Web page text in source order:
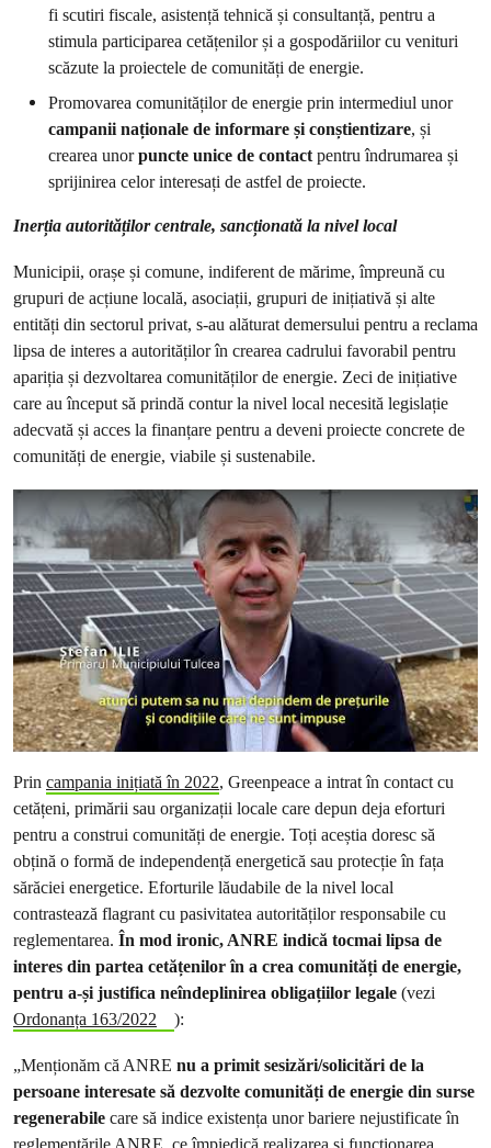
fi scutiri fiscale, asistență tehnică și consultanță, pentru a
stimula participarea cetățenilor și a gospodăriilor cu venituri
scăzute la proiectele de comunități de energie.
Promovarea comunităților de energie prin intermediul unor
campanii naționale de informare și conștientizare, și
crearea unorpuncte unice de contactpentru îndrumarea și
sprijinirea celor interesați de astfel de proiecte.
Inerția autorităților centrale, sancționată la nivel local
Municipii, orașe și comune, indiferent de mărime, împreună cu
grupuri de acțiune locală, asociații, grupuri de inițiativă și alte
entități din sectorul privat, s-au alăturat demersului pentru a reclama
lipsa de interes a autorităților în crearea cadrului favorabil pentru
apariția și dezvoltarea comunităților de energie. Zeci de inițiative
care au început să prindă contur la nivel local necesită legislație
adecvată și acces la finanțare pentru a deveni proiecte concrete de
comunități de energie, viabile și sustenabile.
Prin campania inițiată în 2022, Greenpeace a intrat în contact cu
cetățeni, primării sau organizații locale care depun deja eforturi
pentru a construi comunități de energie. Toți aceștia doresc să
obțină o formă de independență energetică sau protecție în fața
sărăciei energetice. Eforturile lăudabile de la nivel local
contrastează flagrant cu pasivitatea autorităților responsabile cu
reglementarea. În mod ironic, ANRE indică tocmai lipsa de
interes din partea cetățenilor în a crea comunități de energie,
pentru a-și justifica neîndeplinirea obligațiilor legale (vezi
Ordonanța 163/2022
):
„Menționăm că ANRE nu a primit sesizări/solicitări de la
persoane interesate să dezvolte comunități de energie din surse
regenerabile care să indice existența unor bariere nejustificate în
reglementările ANRE, ce împiedică realizarea și funcționarea